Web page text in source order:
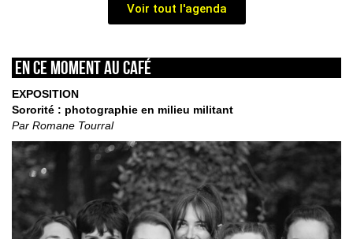
Voir tout l'agenda
En ce moment au café
EXPOSITION
Sororité : photographie en milieu militant
Par Romane Tourral